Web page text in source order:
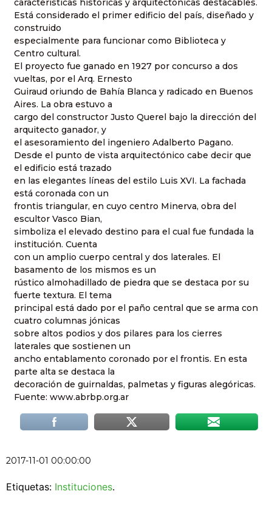
Está considerado el primer edificio del país, diseñado y
construido
especialmente para funcionar como Biblioteca y
Centro cultural.
El proyecto fue ganado en 1927 por concurso a dos
vueltas, por el Arq. Ernesto
Guiraud oriundo de Bahía Blanca y radicado en Buenos
Aires. La obra estuvo a
cargo del constructor Justo Querel bajo la dirección del
arquitecto ganador, y
el asesoramiento del ingeniero Adalberto Pagano.
Desde el punto de vista arquitectónico cabe decir que
el edificio está trazado
en las elegantes líneas del estilo Luis XVI. La fachada
está coronada con un
frontis triangular, en cuyo centro Minerva, obra del
escultor Vasco Bian,
simboliza el elevado destino para el cual fue fundada la
institución. Cuenta
con un amplio cuerpo central y dos laterales. El
basamento de los mismos es un
rústico almohadillado de piedra que se destaca por su
fuerte textura. El tema
principal está dado por el paño central que se arma con
cuatro columnas jónicas
sobre altos podios y dos pilares para los cierres
laterales que sostienen un
ancho entablamento coronado por el frontis. En esta
parte alta se destaca la
decoración de guirnaldas, palmetas y figuras alegóricas.
Fuente: www.abrbp.org.ar
2017-11-01 00:00:00
Etiquetas: Instituciones.